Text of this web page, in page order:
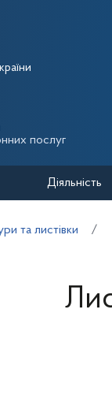
послуг
Діяльність
та листівки